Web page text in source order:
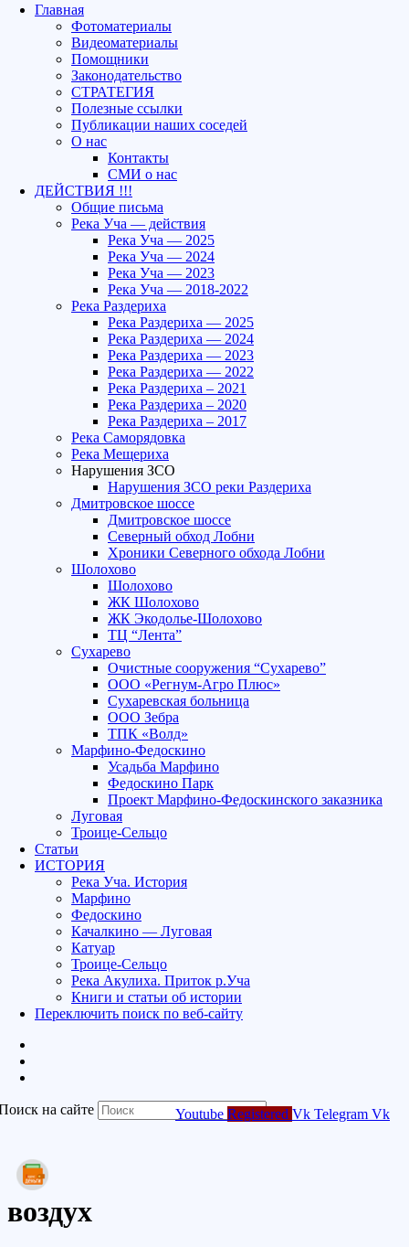
Главная
Фотоматериалы
Видеоматериалы
Помощники
Законодательство
СТРАТЕГИЯ
Полезные ссылки
Публикации наших соседей
О нас
Контакты
СМИ о нас
ДЕЙСТВИЯ !!!
Общие письма
Река Уча — действия
Река Уча — 2025
Река Уча — 2024
Река Уча — 2023
Река Уча — 2018-2022
Река Раздериха
Река Раздериха — 2025
Река Раздериха — 2024
Река Раздериха — 2023
Река Раздериха — 2022
Река Раздериха – 2021
Река Раздериха – 2020
Река Раздериха – 2017
Река Саморядовка
Река Мещериха
Нарушения ЗСО
Нарушения ЗСО реки Раздериха
Дмитровское шоссе
Дмитровское шоссе
Северный обход Лобни
Хроники Северного обхода Лобни
Шолохово
Шолохово
ЖК Шолохово
ЖК Экодолье-Шолохово
ТЦ “Лента”
Сухарево
Очистные сооружения “Сухарево”
ООО «Регнум-Агро Плюс»
Сухаревская больница
ООО Зебра
ТПК «Волд»
Марфино-Федоскино
Усадьба Марфино
Федоскино Парк
Проект Марфино-Федоскинского заказника
Луговая
Троице-Сельцо
Статьи
ИСТОРИЯ
Река Уча. История
Марфино
Федоскино
Качалкино — Луговая
Катуар
Троице-Сельцо
Река Акулиха. Приток р.Уча
Книги и статьи об истории
Переключить поиск по веб-сайту
на сайте Youtube Registered Vk Telegram Vk
воздух